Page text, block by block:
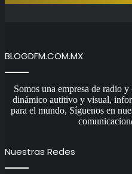
BLOGDFM.COM.MX
Somos una empresa de radio
dinámico autitivo y visual,
para el mundo, Síguenos en
Nuestras Redes